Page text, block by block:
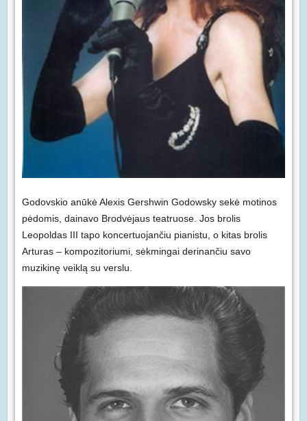
Godovskio anūkė Alexis Gershwin Godowsky sekė motinos
pėdomis, dainavo Brodvėjaus teatruose. Jos brolis
Leopoldas III tapo koncertuojančiu pianistu, o kitas brolis
Arturas – kompozitoriumi, sėkmingai derinančiu savo
muzikinę veiklą su verslu.